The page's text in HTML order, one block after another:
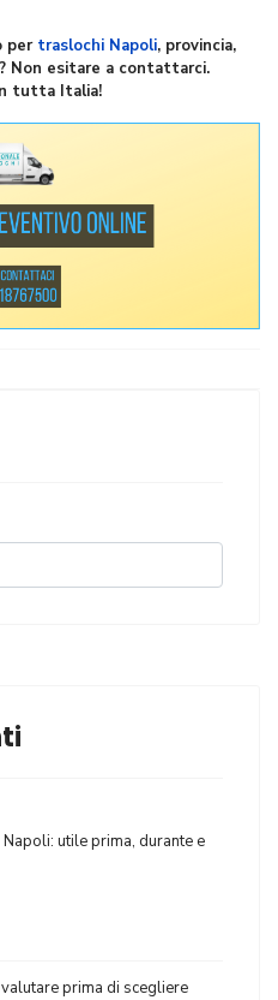
per traslochi Napoli, provincia,
Non esitare a contattarci.
tutta Italia!
utile prima, durante e
prima di scegliere